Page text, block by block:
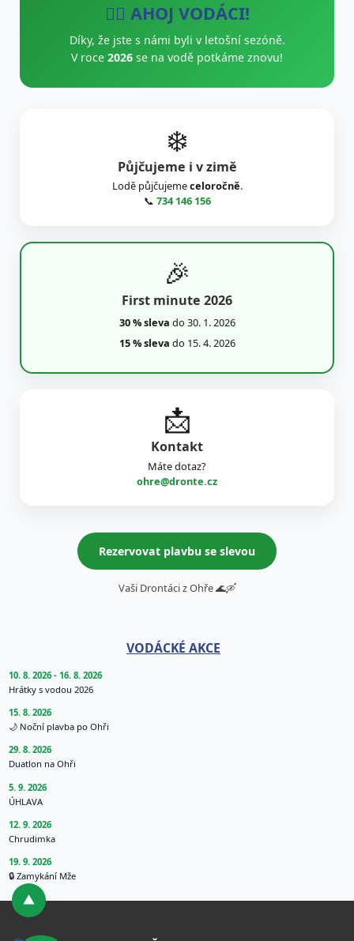
🚣‍♂️ AHOJ VODÁCI!
Díky, že jste s námi byli v letošní sezóně.
V roce 2026 se na vodě potkáme znovu!
❄️
Půjčujeme i v zimě
Lodě půjčujemeceloročně.
📞 734 146 156
🎉
First minute 2026
30 % sleva do 30. 1. 2026
15 % sleva do 15. 4. 2026
📩
Kontakt
Máte dotaz?
ohre@dronte.cz
Rezervovat plavbu se slevou
Vaši Drontáci z Ohře 🌊🛶
VODÁCKÉ AKCE
10. 8. 2026 - 16. 8. 2026
Hrátky s vodou 2026
15. 8. 2026
🌙 Noční plavba po Ohři
29. 8. 2026
Duatlon na Ohři
5. 9. 2026
ÚHLAVA
12. 9. 2026
Chrudimka
19. 9. 2026
🔒 Zamykání Mže